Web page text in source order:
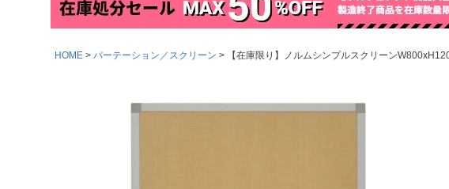
HOME パーテーション／スクリーン 【在庫限り】ノルムシンプルスクリーン